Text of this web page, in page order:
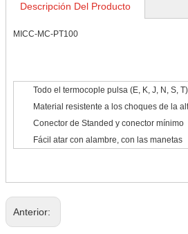
Descripción Del Producto
MICC-MC-PT100
Todo el termocople pulsa (E, K, J, N, S, T)
Material resistente a los choques de la
Conector de Standed y conector mínimo
Fácil atar con alambre, con las manetas
Anterior: